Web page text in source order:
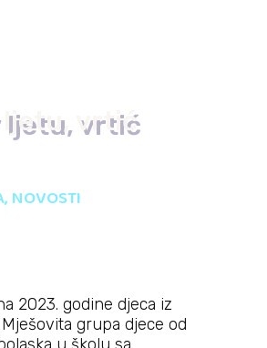
ljetu, vrtić
,NOVOSTI
2023. godine djeca iz
Mješovita grupa djece od